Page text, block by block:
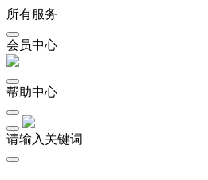
所有服务
会员中心
帮助中心
请输入关键词